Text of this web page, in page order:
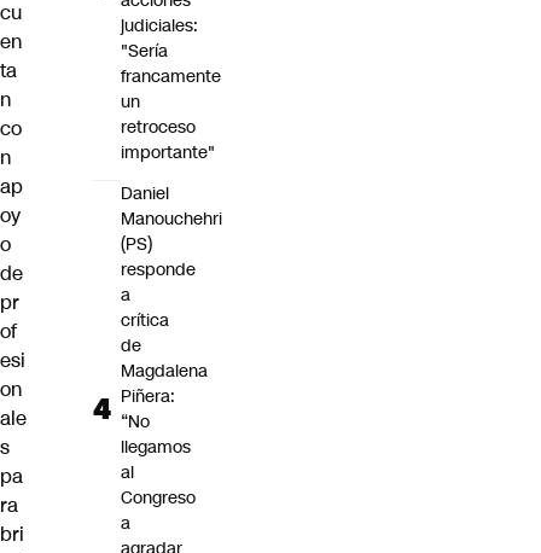
cu
en
ta
n
co
n
ap
oy
o
de
pr
of
esi
on
ale
s
pa
ra
bri
judiciales:
"Sería
francamente
un
retroceso
importante"
Daniel
Manouchehri
(PS)
responde
a
crítica
de
Magdalena
Piñera:
“No
llegamos
al
Congreso
a
agradar